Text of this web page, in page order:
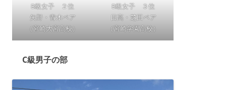
B級女子 ２位
矢野・青木ペア
（宮崎大宮高校）
B級女子 ３位
日高・芝田ペア
（宮崎学園高校）
C級男子の部